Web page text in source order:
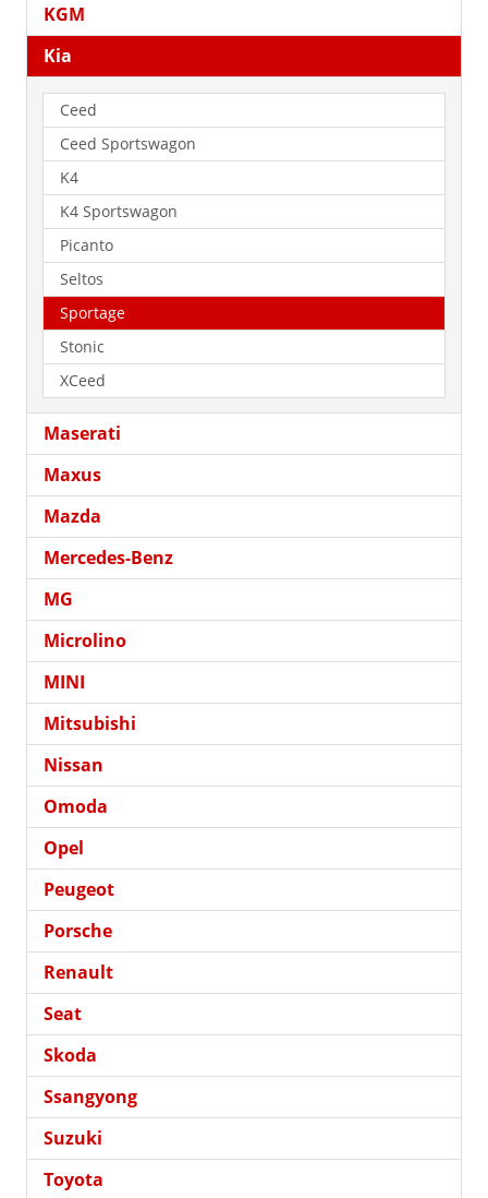
KGM
Kia
Ceed
Ceed Sportswagon
K4
K4 Sportswagon
Picanto
Seltos
Sportage
Stonic
XCeed
Maserati
Maxus
Mazda
Mercedes-Benz
MG
Microlino
MINI
Mitsubishi
Nissan
Omoda
Opel
Peugeot
Porsche
Renault
Seat
Skoda
Ssangyong
Suzuki
Toyota